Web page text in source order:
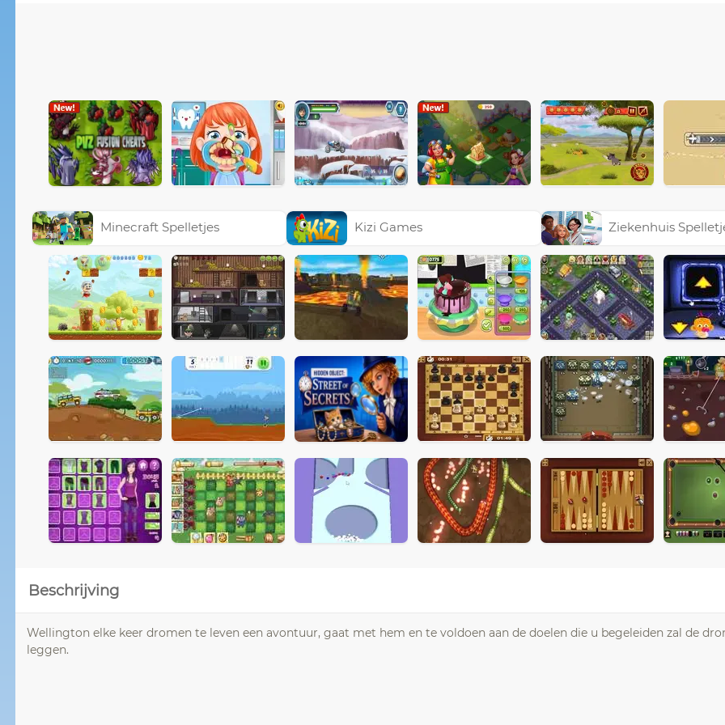
Minecraft Spelletjes Kizi Games Ziekenhuis
Beschrijving
Wellington elke keer dromen te leven een avontuur, gaat met hem en te voldoen aan de doelen die u begeleiden zal de
leggen.